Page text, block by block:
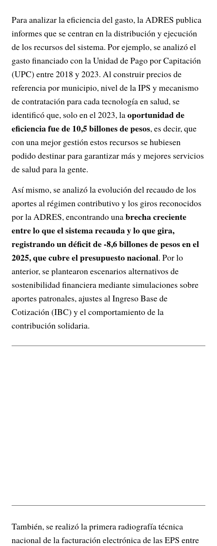
Para analizar la eficiencia del gasto, la ADRES publica
informes que se centran en la distribución y ejecución
de los recursos del sistema. Por ejemplo, se analizó el
gasto financiado con la Unidad de Pago por Capitación
(UPC) entre 2018 y 2023. Al construir precios de
referencia por municipio, nivel de la IPS y mecanismo
de contratación para cada tecnología en salud, se
identificó que, solo en el 2023, laoportunidad de
eficiencia fue de 10,5 billones de pesos, es decir, que
con una mejor gestión estos recursos se hubiesen
podido destinar para garantizar más y mejores servicios
de salud para la gente.
Así mismo, se analizó la evolución del recaudo de los
aportes al régimen contributivo y los giros reconocidos
por la ADRES, encontrando unabrecha creciente
entre lo que el sistema recauda y lo que gira,
registrando un déficit de -8,6 billones de pesos en el
2025, que cubre el presupuesto nacional. Por lo
anterior, se plantearon escenarios alternativos de
sostenibilidad financiera mediante simulaciones sobre
aportes patronales, ajustes al Ingreso Base de
Cotización (IBC) y el comportamiento de la
contribución solidaria.
También, se realizó la primera radiografía técnica
nacional de la facturación electrónica de las EPS entre